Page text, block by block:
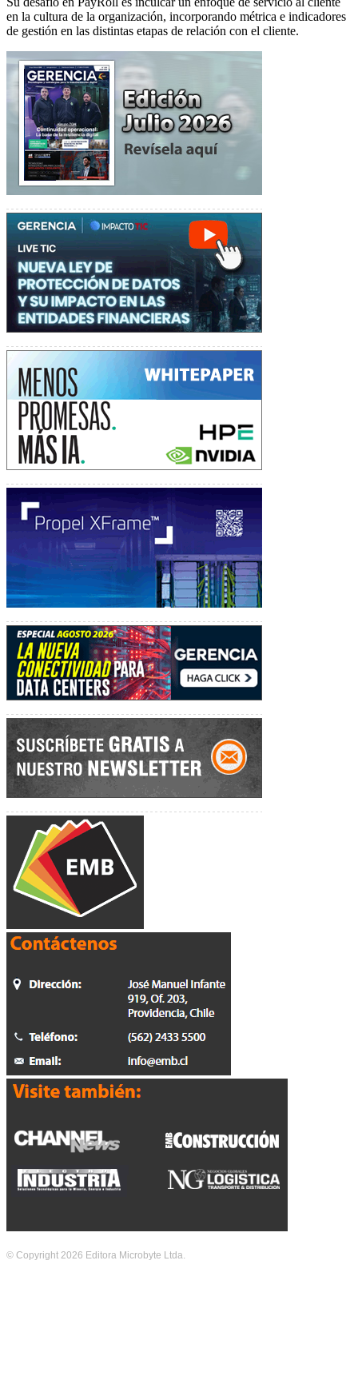
en la cultura de la organización, incorporando métrica e indicadores
de gestión en las distintas etapas de relación con el cliente.
© Copyright 2026 Editora Microbyte Ltda.